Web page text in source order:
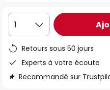
gallery
1
Retours sous 50 jours
Experts à votre écoute
Recommandé sur